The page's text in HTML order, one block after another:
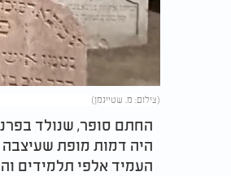
(צילום: מ. שטייגמן)
היה דמות מופת
העמיד אלפי תלמידים